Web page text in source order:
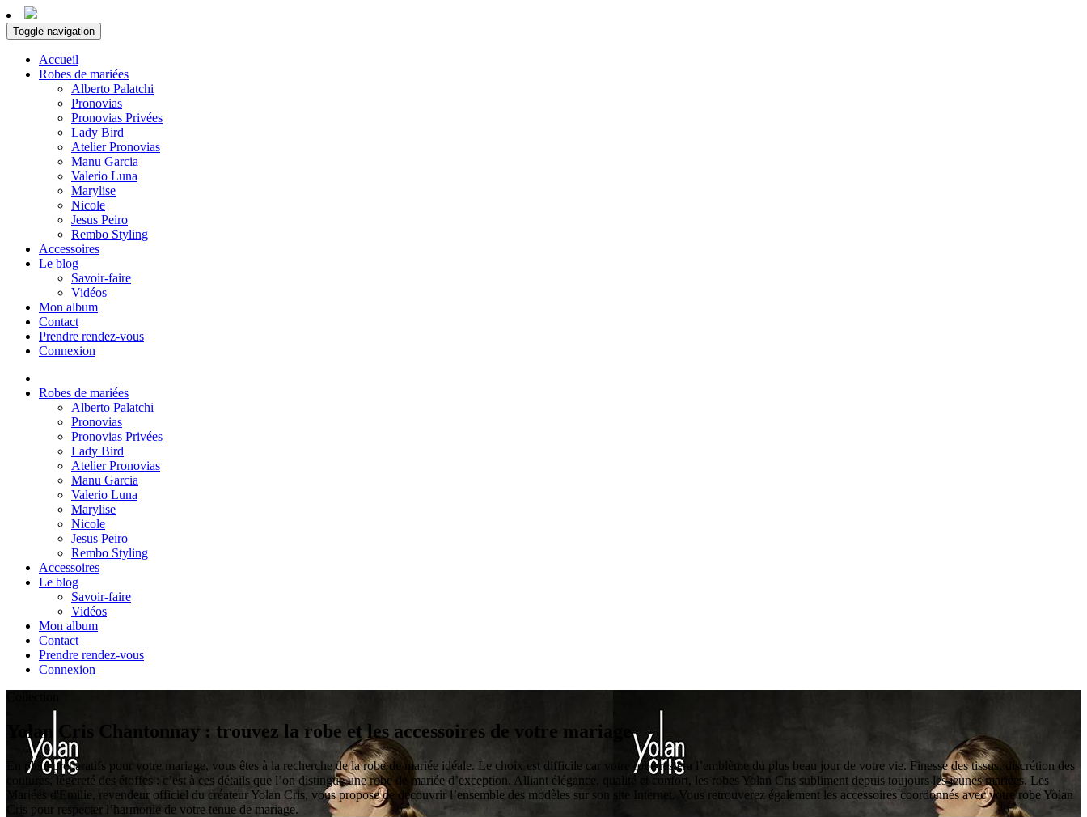
Toggle navigation
Accueil
Robes de mariées
Alberto Palatchi
Pronovias
Pronovias Privées
Lady Bird
Atelier Pronovias
Manu Garcia
Valerio Luna
Marylise
Nicole
Jesus Peiro
Rembo Styling
Accessoires
Le blog
Savoir-faire
Vidéos
Mon album
Contact
Prendre rendez-vous
Connexion
Robes de mariées
Alberto Palatchi
Pronovias
Pronovias Privées
Lady Bird
Atelier Pronovias
Manu Garcia
Valerio Luna
Marylise
Nicole
Jesus Peiro
Rembo Styling
Accessoires
Le blog
Savoir-faire
Vidéos
Mon album
Contact
Prendre rendez-vous
Connexion
Yolan Cris Chantonnay : trouvez la robe et les accessoires de votre mariage
En plein préparatifs pour votre mariage, vous êtes à la recherche de la robe de mariée idéale. Le choix est difficile car votre robe restera l’emblème du plus beau jour de votre vie. Finesse des tissus, discrétion des
coutures, légèreté des étoffes : c’est à ces détails que l’on distingue une robe de mariée d’exception. Alliant élégance, qualité et confort, les robes Yolan Cris subliment depuis toujours les jeunes mariées. Les
Mariées d'Emilie, revendeur officiel du créateur Yolan Cris, vous propose de découvrir l’ensemble des modèles sur son site Internet. Vous retrouverez également les accessoires coordonnés avec votre robe Yolan
Cris pour respecter l’harmonie de votre tenue de mariage.